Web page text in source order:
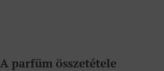
A parfüm összetétele